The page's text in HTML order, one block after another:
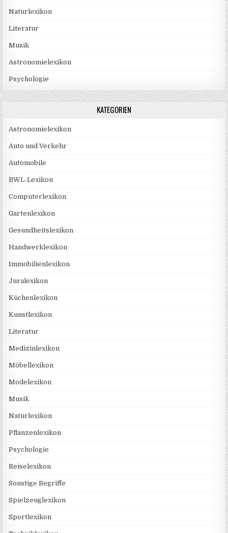
Naturlexikon
Literatur
Musik
Astronomielexikon
Psychologie
KATEGORIEN
Astronomielexikon
Auto und Verkehr
Automobile
BWL-Lexikon
Computerlexikon
Gartenlexikon
Gesundheitslexikon
Handwerklexikon
Immobilienlexikon
Juralexikon
Küchenlexikon
Kunstlexikon
Literatur
Medizinlexikon
Möbellexikon
Modelexikon
Musik
Naturlexikon
Pflanzenlexikon
Psychologie
Reiselexikon
Sonstige Begriffe
Spielzeuglexikon
Sportlexikon